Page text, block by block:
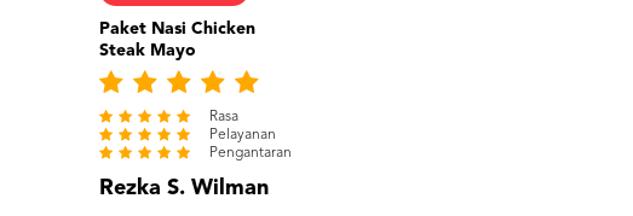
Paket Nasi Chicken
Steak Mayo
Rasa
Pelayanan
Pengantaran
Rezka S. Wilman